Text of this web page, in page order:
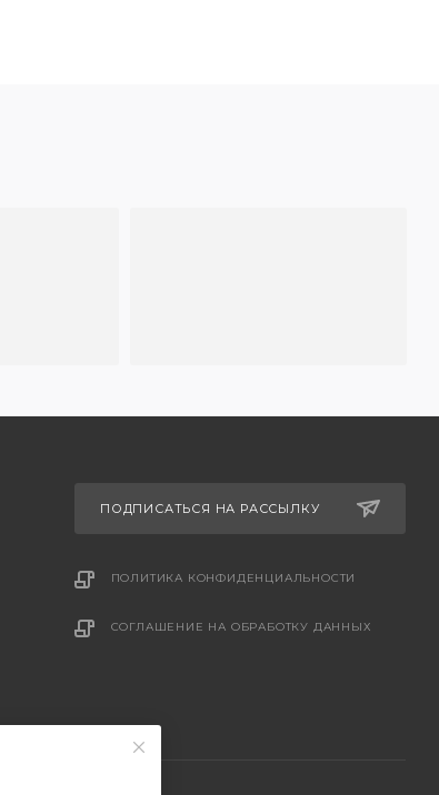
ПОДПИСАТЬСЯ НА РАССЫЛКУ
ПОЛИТИКА КОНФИДЕНЦИАЛЬНОСТИ
СОГЛАШЕНИЕ НА ОБРАБОТКУ ДАННЫХ